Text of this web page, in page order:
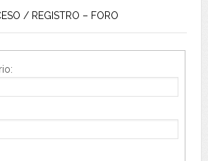
/ REGISTRO – FORO